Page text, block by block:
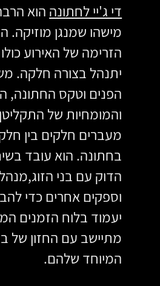
די ג'יי לחתונה הוא
מישהו שמנגן מוזיקה.
הזרימה של האירוע
יתנהל בצורה חלקה.
הפנים וטקס החתונה,
והמומחיות של
מעברים חלקים בין
בחתונה. הוא עובד
הדוק עם בני
וספקים אחרים כדי
יעמוד בלוח הזמנים
מתיישב עם החזון של
המיוחד שלהם.